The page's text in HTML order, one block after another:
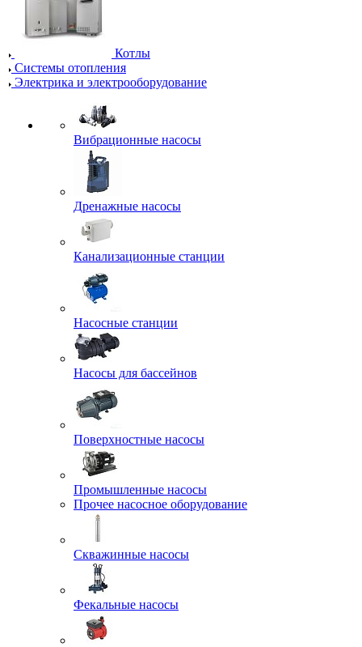
Котлы
Системы отопления
Электрика и электрооборудование
Вибрационные насосы
Дренажные насосы
Канализационные станции
Насосные станции
Насосы для бассейнов
Поверхностные насосы
Промышленные насосы
Прочее насосное оборудование
Скважинные насосы
Фекальные насосы